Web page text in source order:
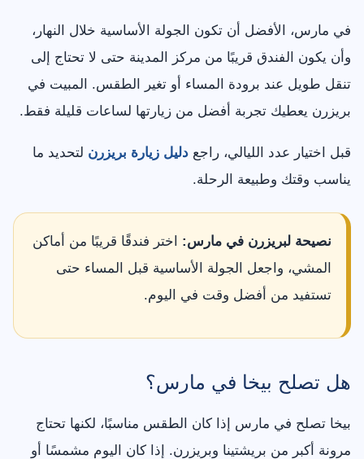
في مارس، الأفضل أن تكون الجولة الأساسية خلال النهار،
وأن يكون الفندق قريبًا من مركز المدينة حتى لا تحتاج إلى
تنقل طويل عند برودة المساء أو تغير الطقس. المبيت في
بريزرن يعطيك تجربة أفضل من زيارتها لساعات قليلة فقط.
قبل اختيار عدد الليالي، راجع دليل زيارة بريزرن لتحديد ما
يناسب وقتك وطبيعة الرحلة.
نصيحة لبريزرن في مارس: اختر فندقًا قريبًا من أماكن
المشي، واجعل الجولة الأساسية قبل المساء حتى
تستفيد من أفضل وقت في اليوم.
هل تصلح بيخا في مارس؟
بيخا تصلح في مارس إذا كان الطقس مناسبًا، لكنها تحتاج
مرونة أكبر من بريشتينا وبريزرن. إذا كان اليوم مشمسًا أو